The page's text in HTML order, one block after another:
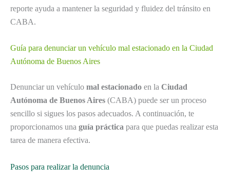
reporte ayuda a mantener la seguridad y fluidez del tránsito en
CABA.
Guía para denunciar un vehículo mal estacionado en la Ciudad
Autónoma de Buenos Aires
Denunciar un vehículo mal estacionado en la Ciudad
Autónoma de Buenos Aires (CABA) puede ser un proceso
sencillo si sigues los pasos adecuados. A continuación, te
proporcionamos una guía práctica para que puedas realizar esta
tarea de manera efectiva.
Pasos para realizar la denuncia